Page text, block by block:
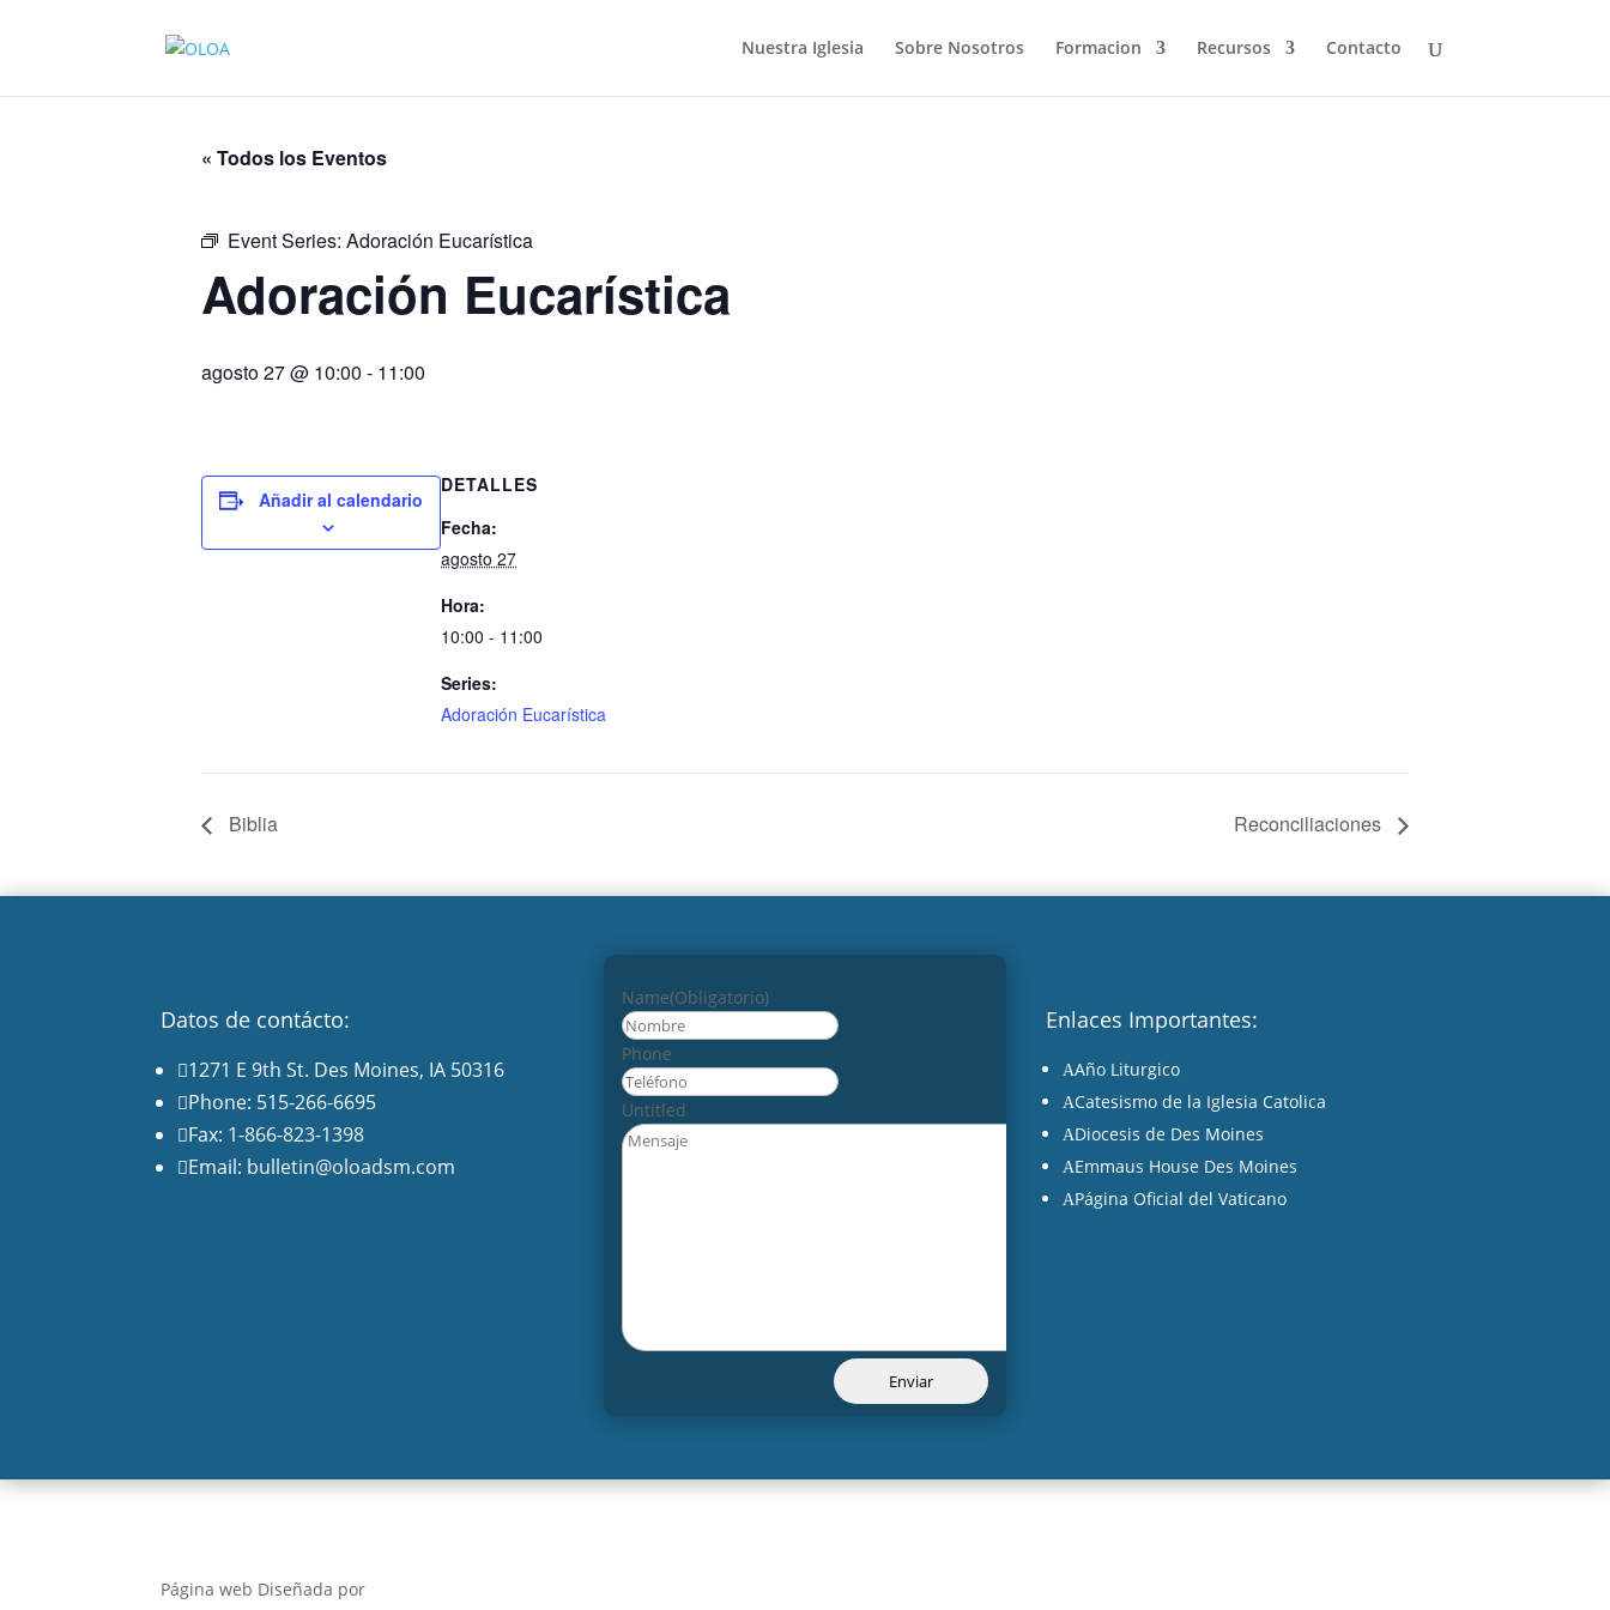
Nuestra Iglesia Sobre Nosotros Formacion Recursos Contacto
« Todos los Eventos
Event Series: Adoración Eucarística
Adoración Eucarística
agosto 27 @ 10:00 - 11:00
Añadir al calendario
DETALLES
Fecha:
agosto 27
Hora:
10:00 - 11:00
Series:
Adoración Eucarística
Biblia Reconciliaciones
Datos de contácto:
1271 E 9th St. Des Moines, IA 50316
Phone: 515-266-6695
Fax: 1-866-823-1398
Email: bulletin@oloadsm.com
Name(Obligatorio)
Nombre
Phone
Untitled
Enlaces Importantes:
AAño Liturgico
ACatesismo de la Iglesia Catolica
ADiocesis de Des Moines
AEmmaus House Des Moines
APágina Oficial del Vaticano
Página web Diseñada por